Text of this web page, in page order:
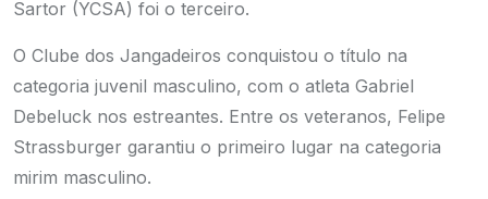
Sartor (YCSA) foi o terceiro.
O Clube dos Jangadeiros conquistou o título na
categoria juvenil masculino, com o atleta Gabriel
Debeluck nos estreantes. Entre os veteranos, Felipe
Strassburger garantiu o primeiro lugar na categoria
mirim masculino.